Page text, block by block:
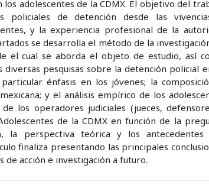
adolescentes de la CDMX. El objetivo del
policiales de detención desde las
y la experiencia profesional de la
se desarrolla el método de la
el cual se aborda el objeto de estudio, así
diversas pesquisas sobre la detención policial
énfasis en los jóvenes; la
y el análisis empírico de los
los operadores judiciales (jueces,
de la CDMX en función de la
la perspectiva teórica y los antecedentes
finaliza presentando las principales
de acción e investigación a futuro.